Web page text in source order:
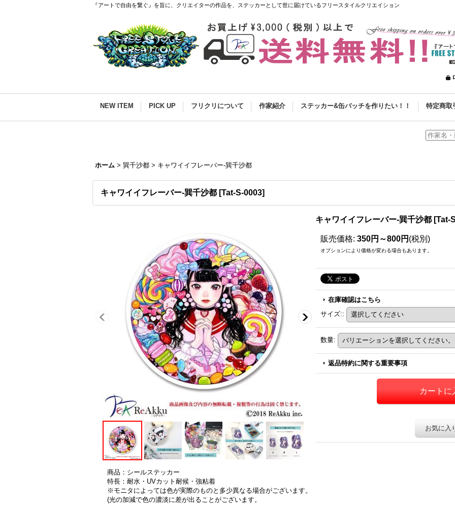
『アートで自由を繋ぐ』を旨に、クリエイターの作品を、ステッカーとして世に届けているフリースタイルクリエイション
NEW ITEM PICK UP フリクリについて 作家紹介 ステッカー&缶バッチを作りたい！！ 特定商取
ホーム > 巽千沙都 > キャワイイフレーバー-巽千沙都
キャワイイフレーバー-巽千沙都 [Tat-S-0003]
キャワイイフレーバー-巽千沙都 [Tat-
販売価格: 350円～800円 (税別)
オプションにより価格が変わる場合もあります。
在庫確認はこちら
サイズ::
数量:
返品特約に関する重要事項
お気に入
商品：シールステッカー
特長：耐水・UVカット耐候・強粘着
※モニタによっては色が実際のものと多少異なる場合がございます。
(光の加減で色の濃淡に差が出ることがございます。